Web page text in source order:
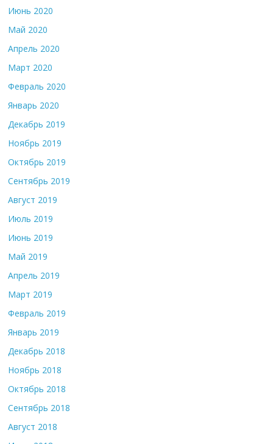
Июнь 2020
Май 2020
Апрель 2020
Март 2020
Февраль 2020
Январь 2020
Декабрь 2019
Ноябрь 2019
Октябрь 2019
Сентябрь 2019
Август 2019
Июль 2019
Июнь 2019
Май 2019
Апрель 2019
Март 2019
Февраль 2019
Январь 2019
Декабрь 2018
Ноябрь 2018
Октябрь 2018
Сентябрь 2018
Август 2018